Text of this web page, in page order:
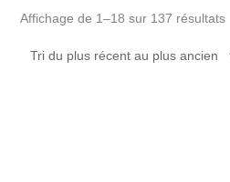
Affichage de 1–18 sur 137 résultats